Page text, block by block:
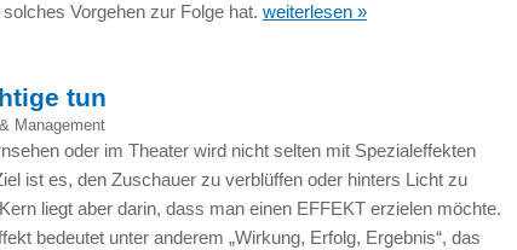
Vorgehen zur Folge hat. weiterlesen »
tun
Management
oder im Theater wird nicht selten mit Spezialeffekten
ist es, den Zuschauer zu verblüffen oder hinters Licht zu
liegt aber darin, dass man einen EFFEKT erzielen möchte.
bedeutet unter anderem „Wirkung, Erfolg, Ergebnis“, das